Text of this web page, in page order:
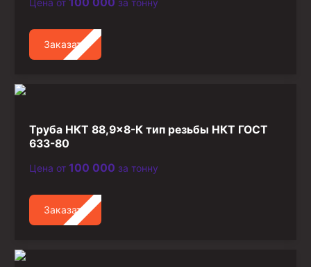
Цена от 100 000 за тонну
Заказать
Труба НКТ 88,9×8-К тип резьбы НКТ ГОСТ
633-80
Цена от 100 000 за тонну
Заказать